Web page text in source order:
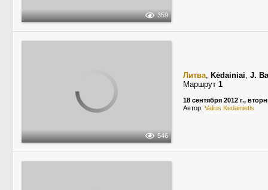
359
546
Литва, Kėdainiai, J.
Маршрут 1
18 сентября 2012 г.,
Автор: Valius Kedainietis